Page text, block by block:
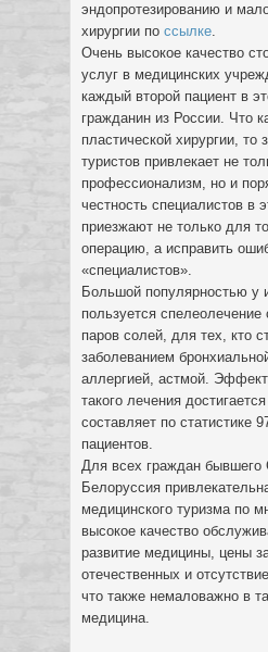
эндопротезированию и
хирургии по ссылке.
Очень высокое качество
услуг в медицинских
каждый второй пациент в
гражданин из России. Что
пластической хирургии, то
туристов привлекает не
профессионализм, но и
честность специалистов в
приезжают не только для
операцию, а исправить
«специалистов».
Большой популярностью у
пользуется спелеолечение
паров солей, для тех, кто
заболеванием
аллергией, астмой.
такого лечения
составляет по статистике
пациентов.
Для всех граждан бывшего
Белоруссия
медицинского туризма по
высокое качество
развитие медицины, цены
отечественных и
что также немаловажно в
медицина.